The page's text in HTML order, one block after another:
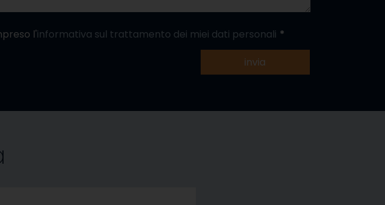
l'informativa sul trattamento dei miei dati personali
invia